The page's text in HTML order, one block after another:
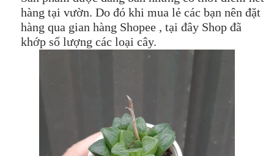
hàng tại vườn. Do đó khi mua lẻ các bạn nên đặt
hàng qua gian hàng Shopee , tại đây Shop đã
khớp số lượng các loại cây.